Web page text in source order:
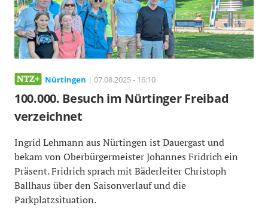
Nürtingen | 07.08.2025 - 16:10
100.000. Besuch im Nürtinger Freibad
verzeichnet
Ingrid Lehmann aus Nürtingen ist Dauergast und
bekam von Oberbürgermeister Johannes Fridrich ein
Präsent. Fridrich sprach mit Bäderleiter Christoph
Ballhaus über den Saisonverlauf und die
Parkplatzsituation.